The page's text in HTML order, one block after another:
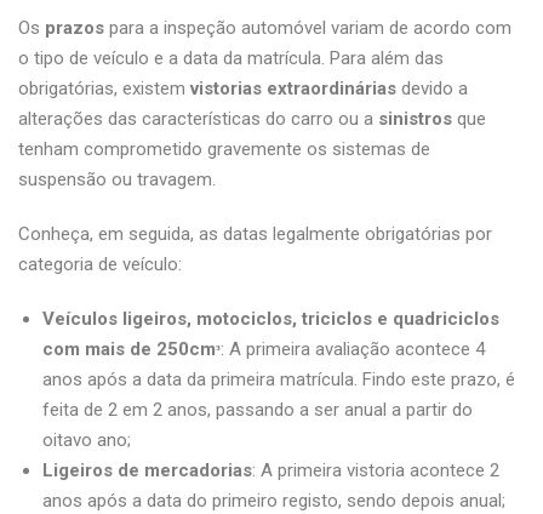
Os prazos para a inspeção automóvel variam de acordo com
o tipo de veículo e a data da matrícula. Para além das
obrigatórias, existemvistorias extraordinárias devido a
alterações das características do carro ou a sinistros que
tenham comprometido gravemente os sistemas de
suspensão ou travagem.
Conheça, em seguida, as datas legalmente obrigatórias por
categoria de veículo:
Veículos ligeiros, motociclos, triciclos e quadriciclos
com mais de 250cmᶟ: A primeira avaliação acontece 4
anos após a data da primeira matrícula. Findo este prazo, é
feita de 2 em 2 anos, passando a ser anual a partir do
oitavo ano;
Ligeiros de mercadorias: A primeira vistoria acontece 2
anos após a data do primeiro registo, sendo depois anual;